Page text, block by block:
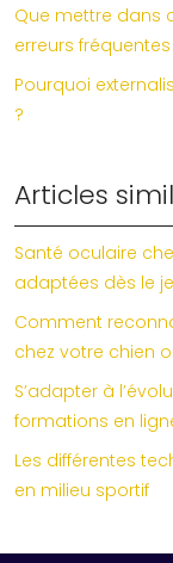
Que mettre dans
erreurs fréquentes
Pourquoi
?
Articles
Santé oculaire
adaptées dès le
Comment
chez votre chien
S’adapter à
formations en
Les différentes
en milieu sportif